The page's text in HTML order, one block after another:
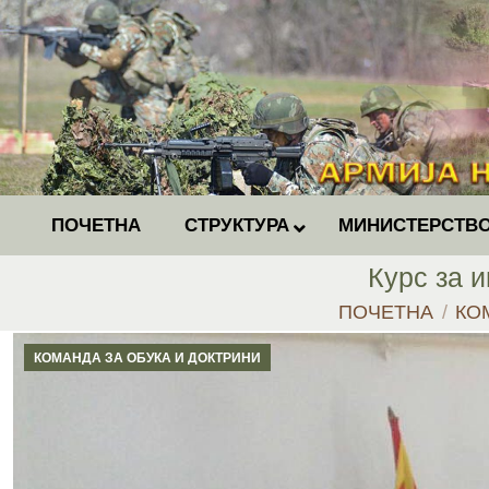
ПОЧЕТНА СТРУКТУРА
Курс за
You are here:
ПОЧЕТНА
КОМАНДА ЗА ОБУКА И ДОКТРИНИ